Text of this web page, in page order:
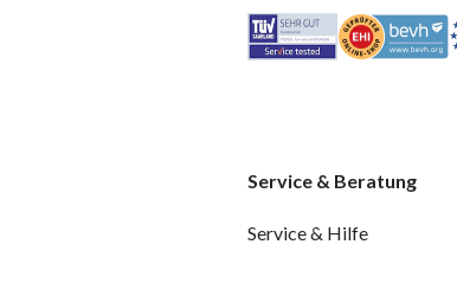
Service & Beratung
Service & Hilfe